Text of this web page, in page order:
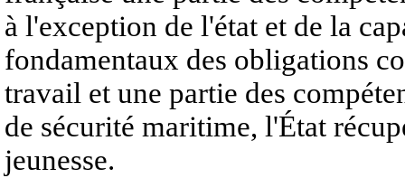
à l'exception de l'état et de la
fondamentaux des obligations
travail et une partie des
de sécurité maritime, l'État
jeunesse.